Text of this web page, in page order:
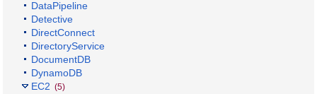
DataPipeline
Detective
DirectConnect
DirectoryService
DocumentDB
DynamoDB
EC2 (5)